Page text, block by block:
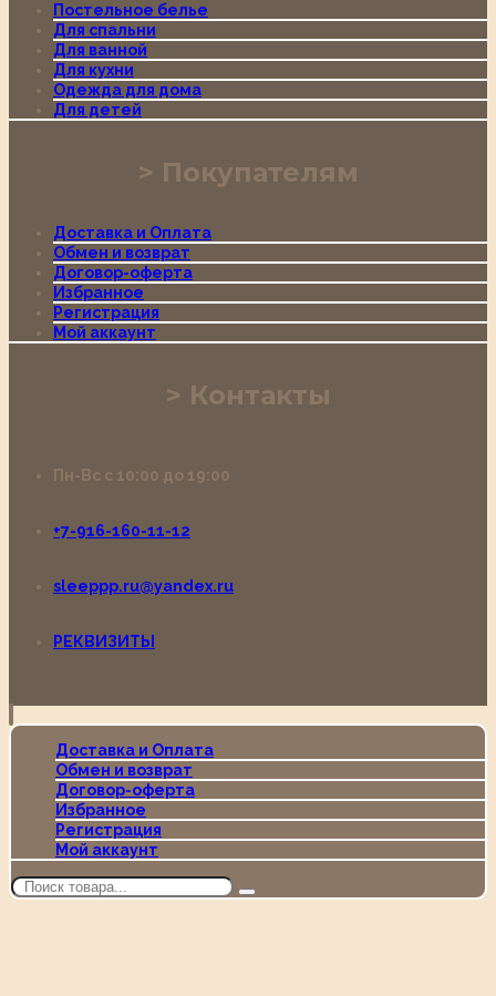
Постельное белье
Для спальни
Для ванной
Для кухни
Одежда для дома
Для детей
Покупателям
Доставка и Оплата
Обмен и возврат
Договор-оферта
Избранное
Регистрация
Мой аккаунт
Контакты
Пн-Вс с 10:00 до 19:00
+7-916-160-11-12
sleeppp.ru@yandex.ru
РЕКВИЗИТЫ
Доставка и Оплата
Обмен и возврат
Договор-оферта
Избранное
Регистрация
Мой аккаунт